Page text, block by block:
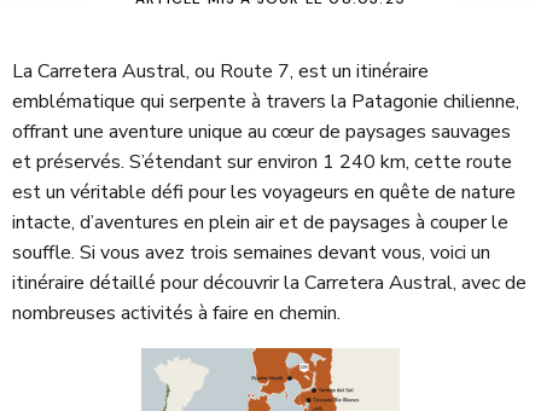
La Carretera Austral, ou Route 7, est un itinéraire
emblématique qui serpente à travers la Patagonie chilienne,
offrant une aventure unique au cœur de paysages sauvages
et préservés. S’étendant sur environ 1 240 km, cette route
est un véritable défi pour les voyageurs en quête de nature
intacte, d’aventures en plein air et de paysages à couper le
souffle. Si vous avez trois semaines devant vous, voici un
itinéraire détaillé pour découvrir la Carretera Austral, avec de
nombreuses activités à faire en chemin.